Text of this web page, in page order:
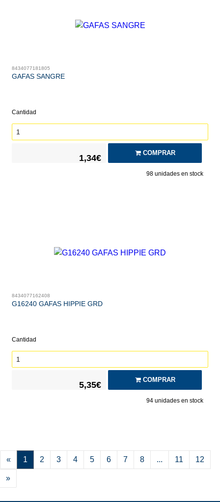
8434077181805
GAFAS SANGRE
Cantidad
1,34€
COMPRAR
98unidades en stock
8434077162408
G16240 GAFAS HIPPIE GRD
Cantidad
5,35€
COMPRAR
94unidades en stock
« 1 2 3 4 5 6 7 8 ... 11 12
»